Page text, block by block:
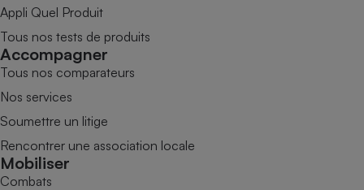
Appli Quel Produit
Tous nos tests de produits
Accompagner
Tous nos comparateurs
Nos services
Soumettre un litige
Rencontrer une association locale
Mobiliser
Combats